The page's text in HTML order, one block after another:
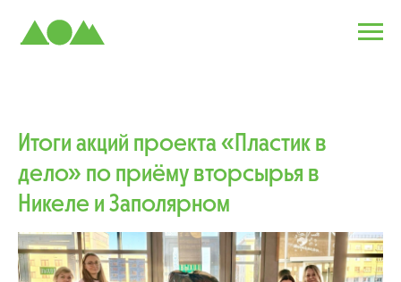
Итоги акций проекта «Пластик в
дело» по приёму вторсырья в
Никеле и Заполярном